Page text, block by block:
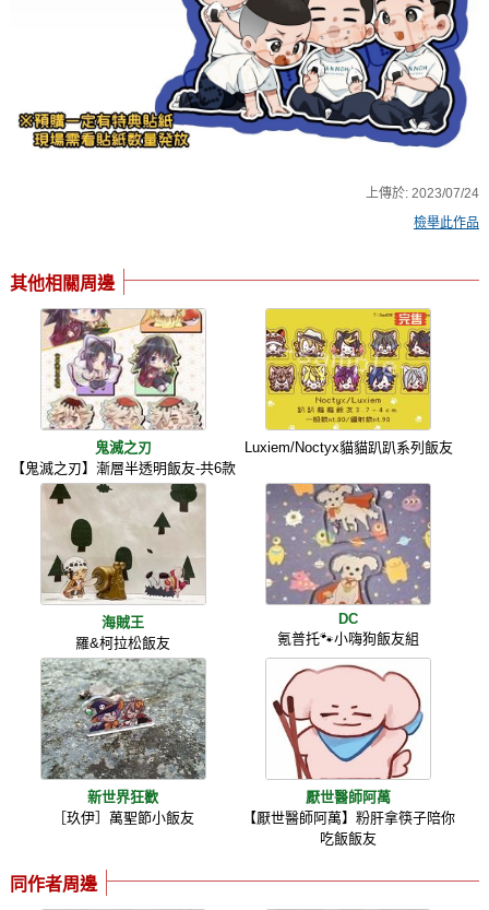
上傳於:2023/07/24
檢舉此作品
其他相關周邊
鬼滅之刃
【鬼滅之刃】漸層半透明飯友-共6款
Luxiem/Noctyx貓貓趴趴系列飯友
海賊王
羅&柯拉松飯友
DC
氪普托🐾小嗨狗飯友組
新世界狂歡
［玖伊］萬聖節小飯友
厭世醫師阿萬
【厭世醫師阿萬】粉肝拿筷子陪你
吃飯飯友
同作者周邊